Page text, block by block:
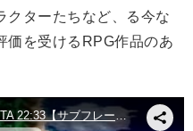
クターたちなど、る今な
価を受けるRPG作品のあ